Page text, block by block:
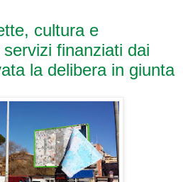
cultura e
finanziati dai
la delibera in giunta